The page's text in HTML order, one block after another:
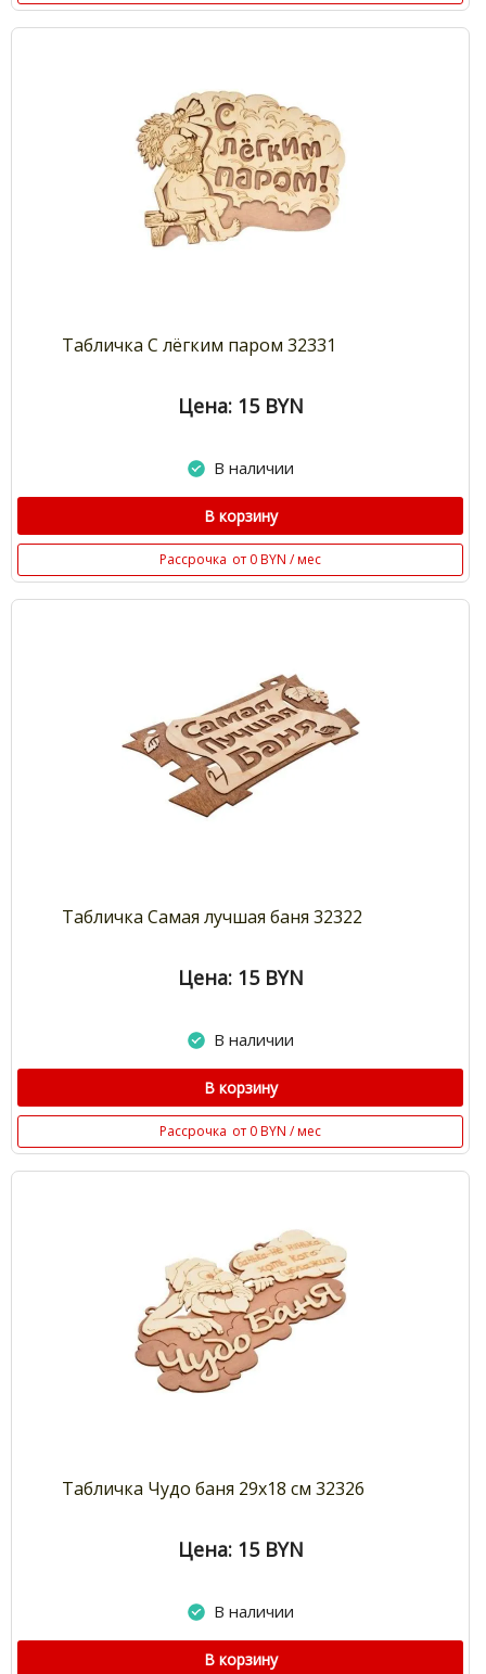
Табличка С лёгким паром 32331
Цена: 15 BYN
В наличии
В корзину
Рассрочка от 0 BYN / мес
Табличка Самая лучшая баня 32322
Цена: 15 BYN
В наличии
В корзину
Рассрочка от 0 BYN / мес
Табличка Чудо баня 29х18 см 32326
Цена: 15 BYN
В наличии
В корзину